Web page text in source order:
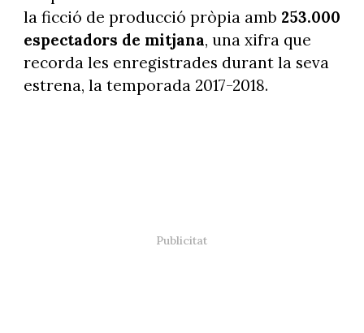
la ficció de producció pròpia amb 253.000
espectadors de mitjana, una xifra que
recorda les enregistrades durant la seva
estrena, la temporada 2017-2018.